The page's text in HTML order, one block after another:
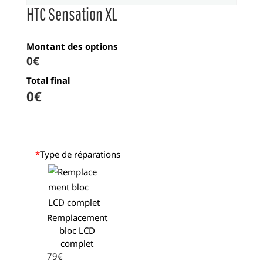
HTC Sensation XL
Montant des options
0€
Total final
0€
*Type de réparations
Remplacement
bloc LCD
complet
79€